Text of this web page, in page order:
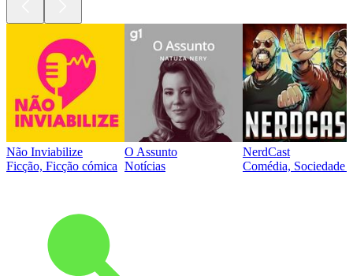
Não Inviabilize
Ficção, Ficção cómica
O Assunto
Notícias
NerdCast
Comédia, Sociedade